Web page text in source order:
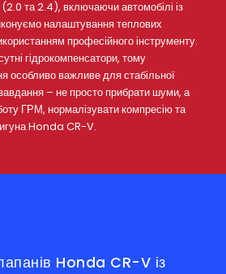
та 2.4), включаючи автомобілі із
налаштування теплових
професійного інструменту.
гідрокомпенсатори, тому
особливо важливе для стабільної
– не просто прибрати шуми, а
ГРМ, нормалізувати компресію та
Honda CR-V.
Honda CR-V із